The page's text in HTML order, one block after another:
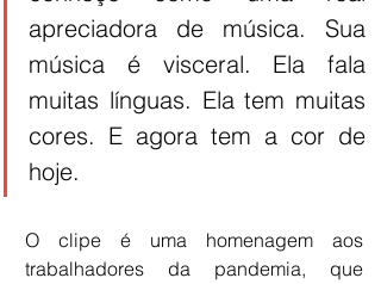
apreciadora de música. Sua
música é visceral. Ela fala
muitas línguas. Ela tem muitas
cores. E agora tem a cor de
hoje.
O clipe é uma homenagem aos
trabalhadores da pandemia, que